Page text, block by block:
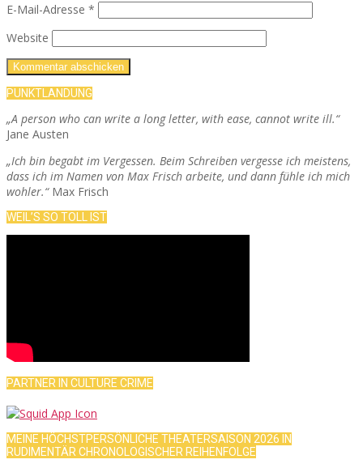
E-Mail-Adresse *
Website
PUNKTLANDUNG
„A person who can write a long letter, with ease, cannot write ill.“
Jane Austen
„Ich bin begabt im Vergessen. Beim Schreiben vergesse ich meistens,
dass ich im Namen von Max Frisch arbeite, und dann fühle ich mich
wohler.“Max Frisch
WEIL’S SO TOLL IST
PARTNER IN CULTURE CRIME
MEINE HÖCHSTPERSÖNLICHE THEATERSAISON 2026 IN
RUDIMENTÄR CHRONOLOGISCHER REIHENFOLGE